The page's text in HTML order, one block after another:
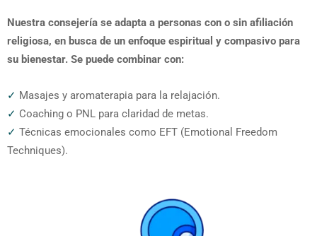
Nuestra consejería se adapta a personas con o sin afiliación
religiosa, en busca de un enfoque espiritual y compasivo para
su bienestar. Se puede combinar con:
✓ Masajes y aromaterapia para la relajación.
✓ Coaching o PNL para claridad de metas.
✓ Técnicas emocionales como EFT (Emotional Freedom
Techniques).